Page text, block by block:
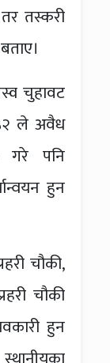
तस्करी
चुहावट
ले अवैध
गरे पनि
हुन
चौकी,
चौकी
हुन